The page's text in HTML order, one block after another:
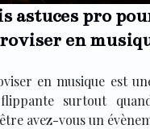
astuces pro
en
en musique est
surtout
avez-vous un